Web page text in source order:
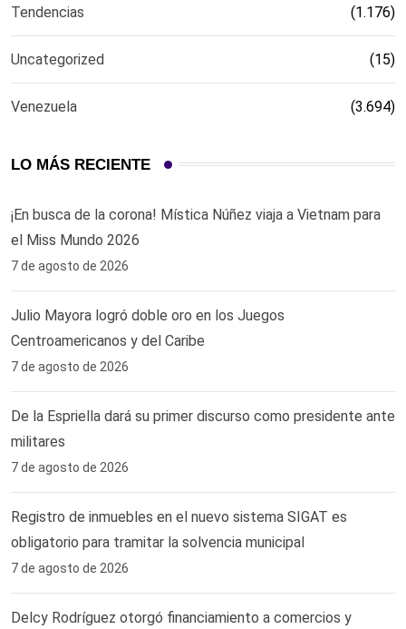
Tendencias (1.176)
Uncategorized (15)
Venezuela (3.694)
LO MÁS RECIENTE
¡En busca de la corona! Mística Núñez viaja a Vietnam para
el Miss Mundo 2026
7 de agosto de 2026
Julio Mayora logró doble oro en los Juegos
Centroamericanos y del Caribe
7 de agosto de 2026
De la Espriella dará su primer discurso como presidente ante
militares
7 de agosto de 2026
Registro de inmuebles en el nuevo sistema SIGAT es
obligatorio para tramitar la solvencia municipal
7 de agosto de 2026
Delcy Rodríguez otorgó financiamiento a comercios y